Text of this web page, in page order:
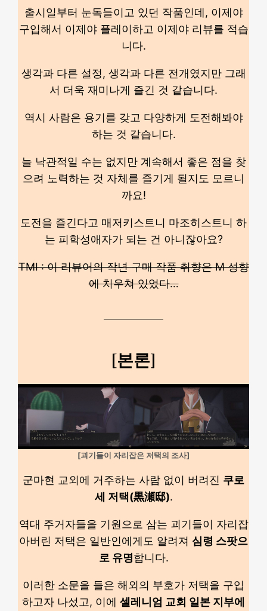
출시일부터 눈독들이고 있던 작품인데, 이제야
구입해서 이제야 플레이하고 이제야 리뷰를 적습
니다.
생각과 다른 설정, 생각과 다른 전개였지만 그래
서 더욱 재미나게 즐긴 것 같습니다.
역시 사람은 용기를 갖고 다양하게 도전해봐야
하는 것 같습니다.
늘 낙관적일 수는 없지만 계속해서 좋은 점을 찾
으려 노력하는 것 자체를 즐기게 될지도 모르니
까요!
도전을 즐긴다고 매저키스트니 마조히스트니 하
는 피학성애자가 되는 건 아니잖아요?
TMI : 이 리뷰어의 작년 구매 작품 취향은 M 성향
에 치우쳐 있었다…
[본론]
[괴기들이 자리잡은 저택의 조사]
군마현 교외에 거주하는 사람 없이 버려진 쿠로
세 저택(黒瀬邸).
역대 주거자들을 기원으로 삼는 괴기들이 자리잡
아버린 저택은 일반인에게도 알려져 심령 스팟으
로 유명합니다.
이러한 소문을 들은 해외의 부호가 저택을 구입
하고자 나섰고, 이에 셀레니엄 교회 일본 지부에